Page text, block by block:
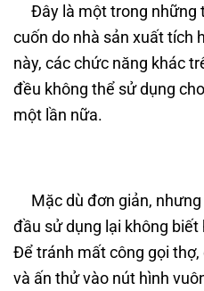
Đây là một trong những
cuốn do nhà sản xuất tích
này, các chức năng khác
đều không thể sử dụng
một lần nữa.
Mặc dù đơn giản, nhưng
đầu sử dụng lại không
Để tránh mất công gọi
và ấn thử vào nút hình